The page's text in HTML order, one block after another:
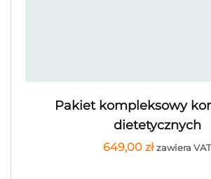
Pakiet kompleksowy
dietetycznych
649,00 zł zawiera VAT